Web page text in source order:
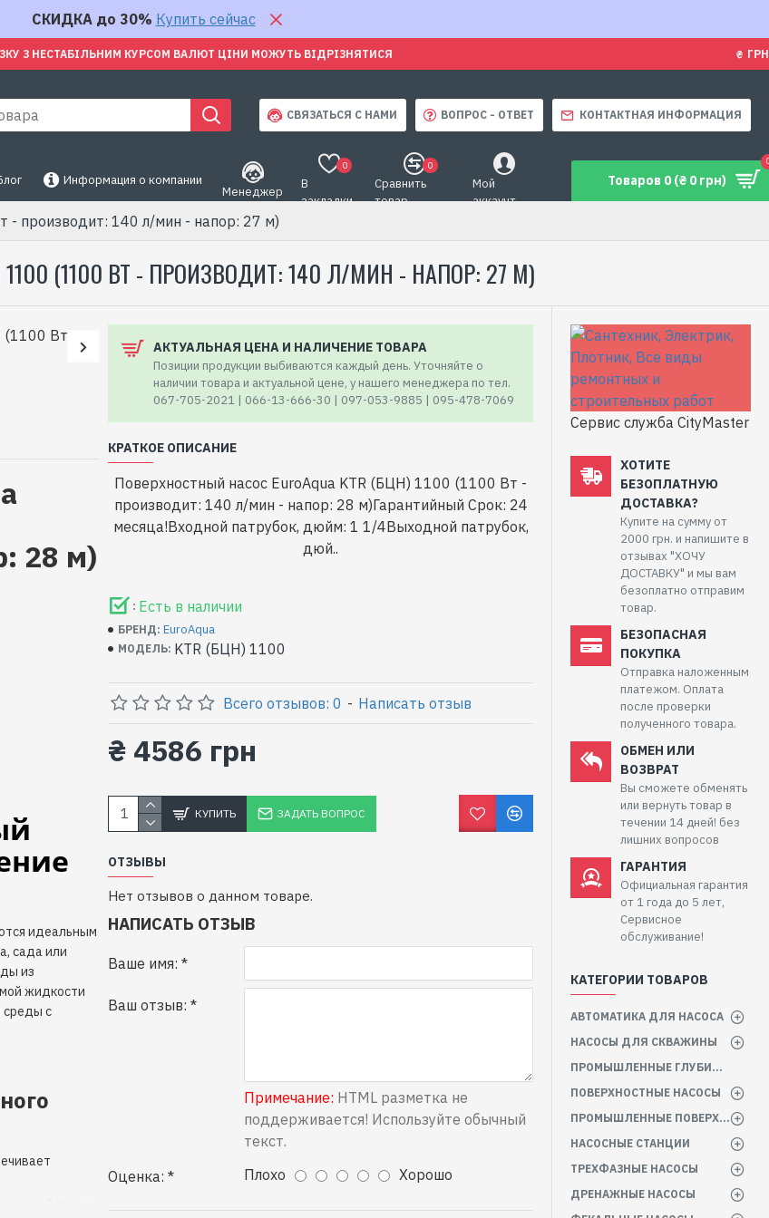
СКИДКА до 30% Купить сейчас
З НЕСТАБІЛЬНИМ КУРСОМ ВАЛЮТ ЦІНИ МОЖУТЬ ВІДРІЗНЯТИСЯ ₴ ГРН
СВЯЗАТЬСЯ С НАМИ ВОПРОС - ОТВЕТ КОНТАКТНАЯ ИНФОРМАЦИЯ
Информация о компании
Менеджер
В
закладки
0
Сравнить
товар
0
Мой
аккаунт
Товаров 0 (₴ 0 грн)
- производит: 140 л/мин - напор: 27 м)
1100 (1100 ВТ - ПРОИЗВОДИТ: 140 Л/МИН - НАПОР: 27 М)
28 м)
идеальным
сада или
из
жидкости
среды с
АКТУАЛЬНАЯ ЦЕНА И НАЛИЧЕНИЕ ТОВАРА
Позиции продукции выбиваются каждый день. Уточняйте о
наличии товара и актуальной цене, у нашего менеджера по тел.
067-705-2021 | 066-13-666-30 | 097-053-9885 | 095-478-7069
КРАТКОЕ ОПИСАНИЕ
Поверхностный насос EuroAqua KTR (БЦН) 1100 (1100 Вт -
производит: 140 л/мин - напор: 28 м)Гарантийный Срок: 24
месяца!Входной патрубок, дюйм: 1 1/4Выходной патрубок,
дюй..
: Есть в наличии
БРЕНД: EuroAqua
МОДЕЛЬ: KTR (БЦН) 1100
Всего отзывов: 0 - Написать отзыв
₴ 4586 грн
КУПИТЬ ЗАДАТЬ ВОПРОС
ОТЗЫВЫ
Нет отзывов о данном товаре.
НАПИСАТЬ ОТЗЫВ
Ваше имя:
Ваш отзыв:
Примечание: HTML разметка не
поддерживается! Используйте обычный
текст.
Оценка:
Плохо Хорошо
Сервис служба CityMaster
ХОТИТЕ
БЕЗОПЛАТНУЮ
ДОСТАВКА?
Купите на сумму от
2000 грн. и напишите в
отзывах "ХОЧУ
ДОСТАВКУ" и мы вам
безоплатно отправим
товар.
БЕЗОПАСНАЯ
ПОКУПКА
Отправка наложенным
платежом. Оплата
после проверки
полученного товара.
ОБМЕН ИЛИ
ВОЗВРАТ
Вы сможете обменять
или вернуть товар в
течении 14 дней! без
лишних вопросов
ГАРАНТИЯ
Официальная гарантия
от 1 года до 5 лет,
Сервисное
обслуживание!
КАТЕГОРИИ ТОВАРОВ
АВТОМАТИКА ДЛЯ НАСОСА
НАСОСЫ ДЛЯ СКВАЖИНЫ
ПРОМЫШЛЕННЫЕ ГЛУБИННЫЕ НАСОСЫ
ПОВЕРХНОСТНЫЕ НАСОСЫ
ПРОМЫШЛЕННЫЕ ПОВЕРХНОСТНЫЕ НАСОСЫ
НАСОСНЫЕ СТАНЦИИ
ТРЕХФАЗНЫЕ НАСОСЫ
ДРЕНАЖНЫЕ НАСОСЫ